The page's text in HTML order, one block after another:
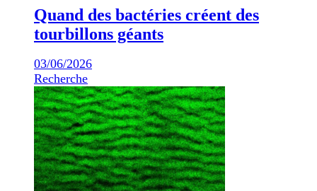
Quand des bactéries créent des
tourbillons géants
03/06/2026
Recherche